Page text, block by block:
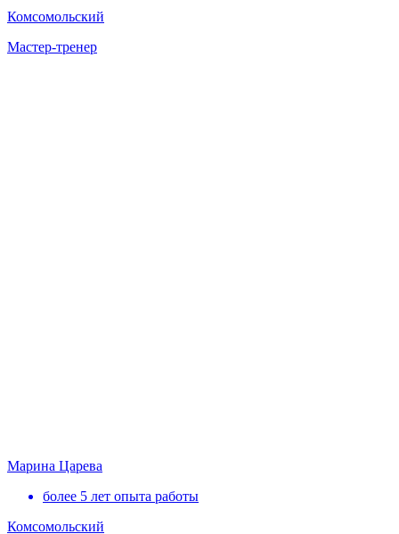
Комсомольский
Мастер-тренер
Марина Царева
более 5 лет опыта работы
Комсомольский